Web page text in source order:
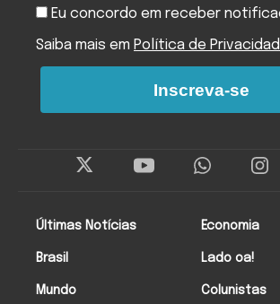
Últimas Notícias
Brasil
Mundo
Economia
Lado oa!
Colunistas
Eu concordo em receber
Saiba mais em Política de
Inscreva-se